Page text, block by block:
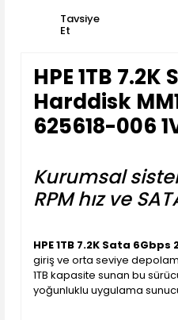
Tavsiye
Et
HPE 1TB
Harddisk
625618-006
Kurumsal
RPM hız ve
HPE 1TB 7.2K Sata
giriş ve orta seviye
1TB kapasite sunan bu
yoğunluklu uygulama